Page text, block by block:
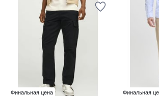
Финальная цена Финальная